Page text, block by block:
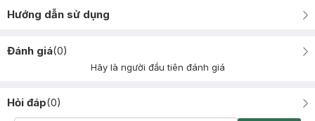
Hướng dẫn sử dụng
Đánh giá(0)
Hãy là người đầu tiên đánh giá
Hỏi đáp(0)